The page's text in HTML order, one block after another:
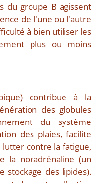
du groupe B agissent
de l'une ou l'autre
à bien utiliser les
plus ou moins
contribue à la
des globules
du système
des plaies, facilite
contre la fatigue,
la noradrénaline (un
stockage des lipides).